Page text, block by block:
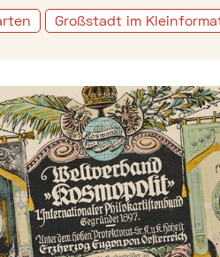
Großstadt im
des institutionellen